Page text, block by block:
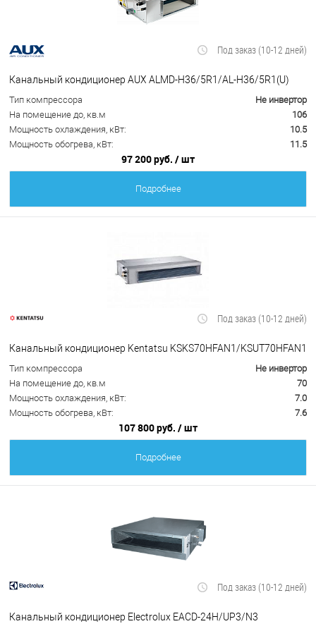
Под заказ (10-12 дней)
Канальный кондиционер AUX ALMD-H36/5R1/AL-H36/5R1(U)
Тип компрессора
Не инвертор
На помещение до, кв.м
106
Мощность охлаждения, кВт:
10.5
Мощность обогрева, кВт:
11.5
97 200 руб. / шт
Подробнее
Под заказ (10-12 дней)
Канальный кондиционер Kentatsu KSKS70HFAN1/KSUT70HFAN1
Тип компрессора
Не инвертор
На помещение до, кв.м
70
Мощность охлаждения, кВт:
7.0
Мощность обогрева, кВт:
7.6
107 800 руб. / шт
Подробнее
Под заказ (10-12 дней)
Канальный кондиционер Electrolux EACD-24H/UP3/N3